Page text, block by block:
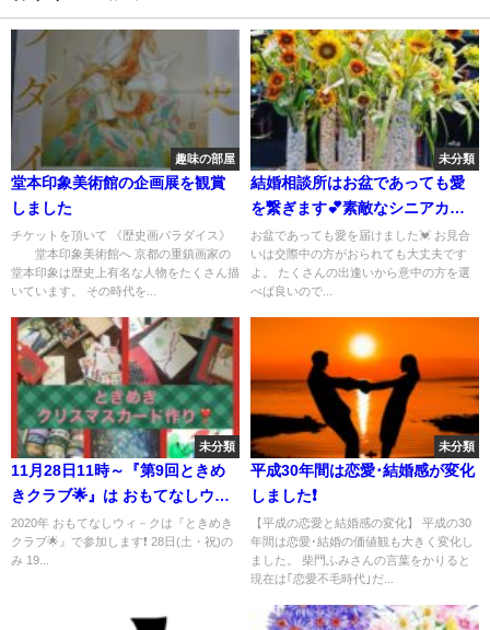
趣味の部屋
堂本印象美術館の企画展を観賞
しました
チケットを頂いて 《歴史画パラダイス》
堂本印象美術館へ 京都の重鎮画家の
堂本印象は歴史上有名な人物をたくさん描
いています。 その時代を...
未分類
結婚相談所はお盆であっても愛
を繋ぎます💕素敵なシニアカッ
プルが誕生しました💘
お盆であっても愛を届けました💓 お見合
いは交際中の方がおられても大丈夫です
よ。 たくさんの出逢いから意中の方を選
べば良いので...
未分類
11月28日11時～『第9回ときめ
きクラブ🌟』は おもてなしウィ
－クに参加します♡
2020年 おもてなしウィ－クは『ときめき
クラブ🌟』で参加します❗️ 28日(土・祝)の
み 19...
未分類
平成30年間は恋愛･結婚感が変化
しました❗
【平成の恋愛と結婚感の変化】 平成の30
年間は恋愛･結婚の価値観も大きく変化し
ました。 柴門ふみさんの言葉をかりると
現在は｢恋愛不毛時代｣だ...